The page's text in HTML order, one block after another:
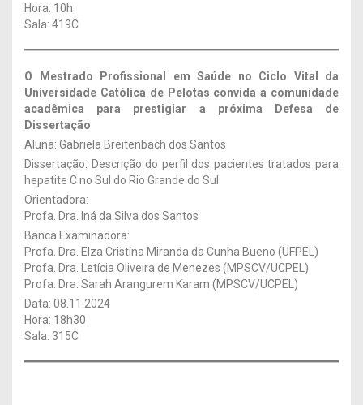
Hora: 10h
Sala: 419C
O Mestrado Profissional em Saúde no Ciclo Vital da
Universidade Católica de Pelotas convida a comunidade
acadêmica para prestigiar a próxima Defesa de
Dissertação
Aluna: Gabriela Breitenbach dos Santos
Dissertação: Descrição do perfil dos pacientes tratados para
hepatite C no Sul do Rio Grande do Sul
Orientadora:
Profa. Dra. Iná da Silva dos Santos
Banca Examinadora:
Profa. Dra. Elza Cristina Miranda da Cunha Bueno (UFPEL)
Profa. Dra. Letícia Oliveira de Menezes (MPSCV/UCPEL)
Profa. Dra. Sarah Arangurem Karam (MPSCV/UCPEL)
Data: 08.11.2024
Hora: 18h30
Sala: 315C